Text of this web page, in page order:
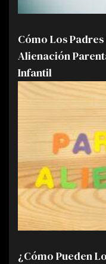
Cómo Los
Alienación
Infantil
¿Cómo Pueden